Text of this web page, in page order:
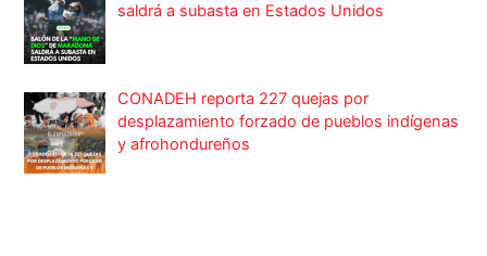
saldrá a subasta en Estados Unidos
CONADEH reporta 227 quejas por
desplazamiento forzado de pueblos indígenas
y afrohondureños